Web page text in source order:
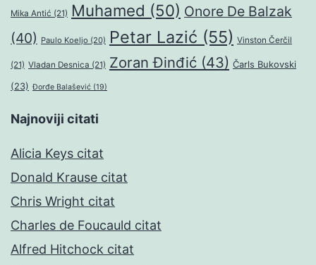
Mika Antić (21) Muhamed (50) Onore De Balzak
(40) Paulo Koeljo (20) Petar Lazić (55) Vinston Čerčil
(21) Vladan Desnica (21) Zoran Đinđić (43) Čarls Bukovski
(23) Đorđe Balašević (19)
Najnoviji citati
Alicia Keys citat
Donald Krause citat
Chris Wright citat
Charles de Foucauld citat
Alfred Hitchock citat